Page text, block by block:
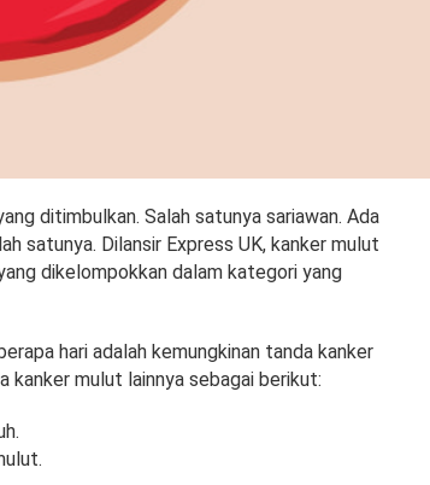
ditimbulkan. Salah satunya sariawan. Ada
satunya. Dilansir Express UK, kanker mulut
dikelompokkan dalam kategori yang
hari adalah kemungkinan tanda kanker
kanker mulut lainnya sebagai berikut: